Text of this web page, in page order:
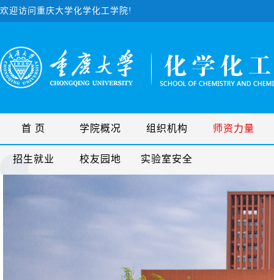
欢迎访问重庆大学化学化工学院!
首 页 学院概况 组织机构 师资力量
招生就业 校友园地 实验室安全